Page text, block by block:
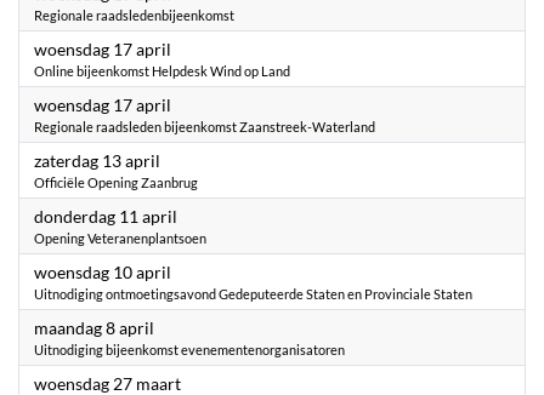
Regionale raadsledenbijeenkomst
woensdag 17 april
Online bijeenkomst Helpdesk Wind op Land
woensdag 17 april
Regionale raadsleden bijeenkomst Zaanstreek-Waterland
zaterdag 13 april
Officiële Opening Zaanbrug
donderdag 11 april
Opening Veteranenplantsoen
woensdag 10 april
Uitnodiging ontmoetingsavond Gedeputeerde Staten en Provinciale Staten
maandag 8 april
Uitnodiging bijeenkomst evenementenorganisatoren
woensdag 27 maart2024